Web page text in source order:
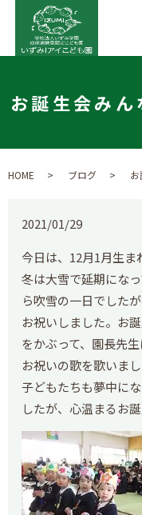
お誕生会みん
HOME ブログ
2021/01/29
今日は、12月1月生ま
冬は大雪で延期にな
ら吹雪の一日でした
お祝いしました。お
をかぶって、園長先
お祝いの歌を歌いま
子どもたちも夢中に
したが、心温まるお